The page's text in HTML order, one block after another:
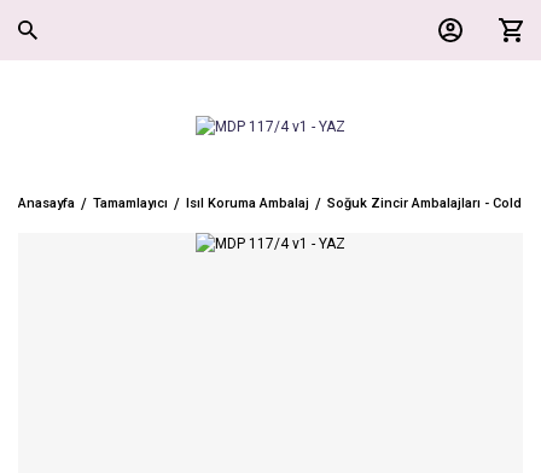
Anasayfa Tamamlayıcı Isıl Koruma Ambalaj Soğuk Zincir Ambalajları - Cold